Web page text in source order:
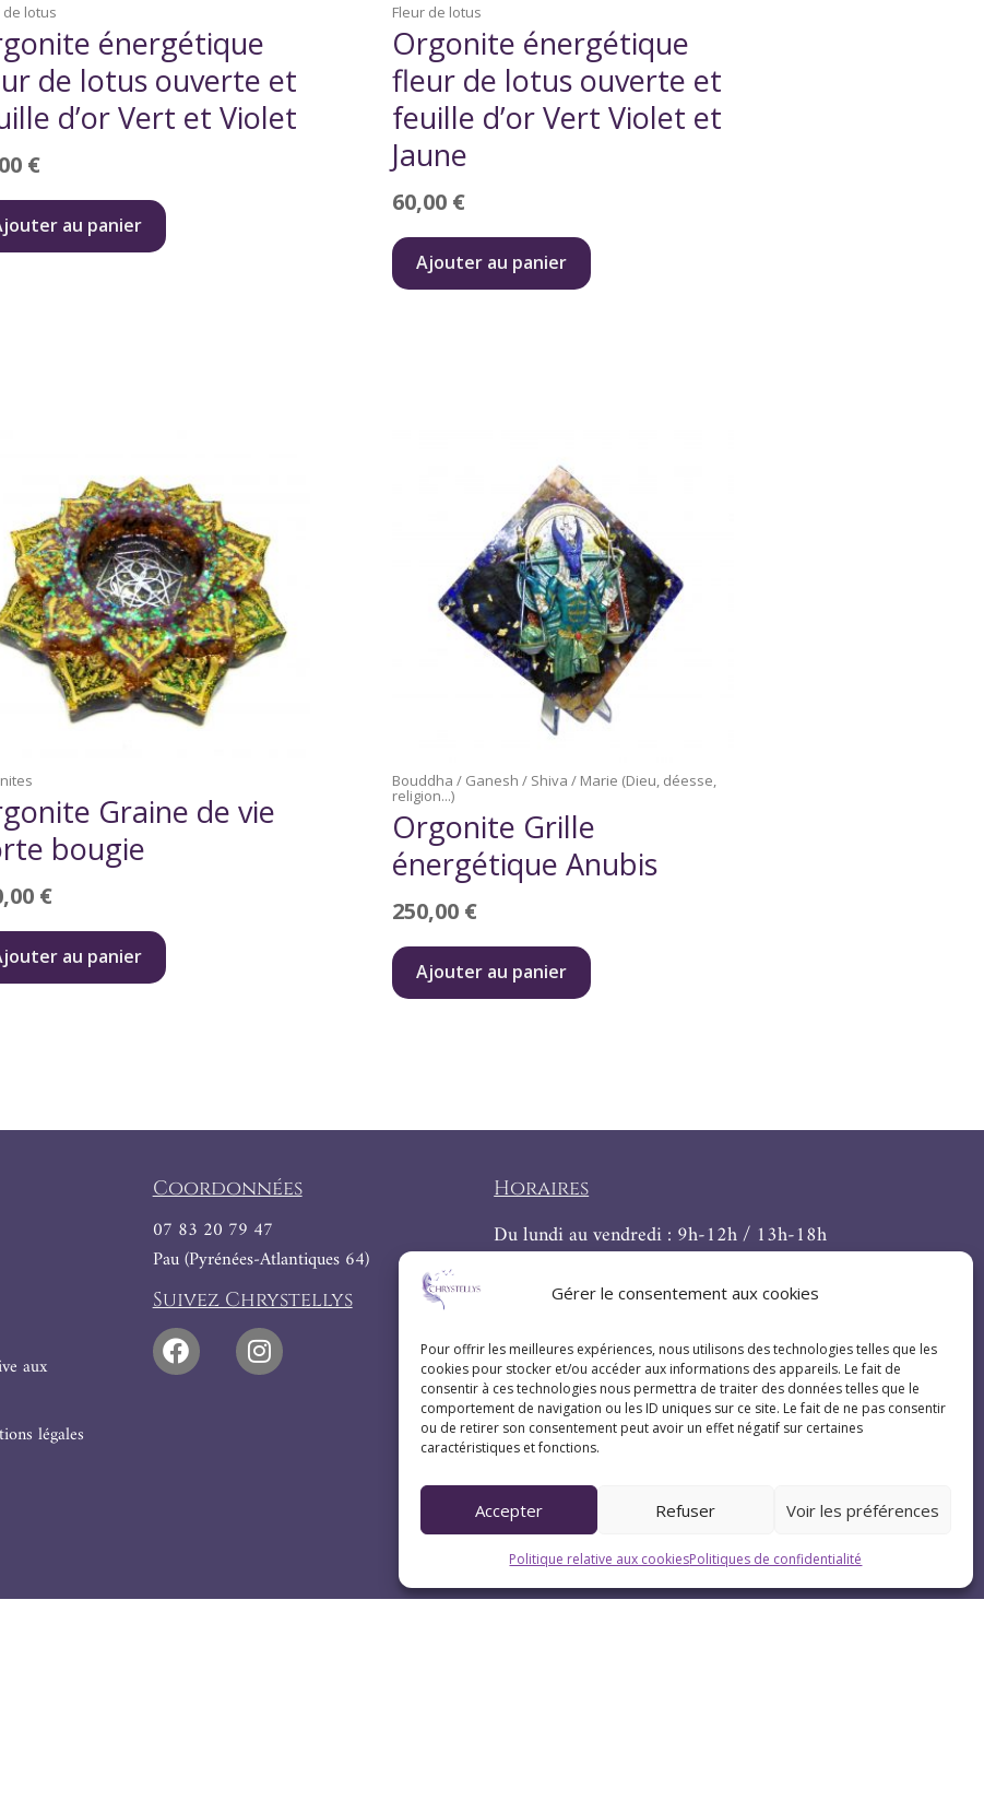
Gérer le consentement aux cookies
Pour offrir les meilleures expériences, nous utilisons des technologies telles que les
cookies pour stocker et/ou accéder aux informations des appareils. Le fait de
consentir à ces technologies nous permettra de traiter des données telles que le
comportement de navigation ou les ID uniques sur ce site. Le fait de ne pas consentir
ou de retirer son consentement peut avoir un effet négatif sur certaines
caractéristiques et fonctions.
Accepter Refuser Voir les préférences
Politique relative aux cookiesPolitiques de confidentialité
de lotus
énergétique
de lotus ouverte et
d’or Vert et Violet
€
au panier
Fleur de lotus
Orgonite énergétique
fleur de lotus ouverte et
feuille d’or Vert Violet et
Jaune
60,00 €
Ajouter au panier
Graine de vie
bougie
€
au panier
Bouddha / Ganesh / Shiva / Marie (Dieu, déesse,
religion...)
Orgonite Grille
énergétique Anubis
250,00 €
Ajouter au panier
aux
légales
Coordonnées
07 83 20 79 47
Pau (Pyrénées-Atlantiques 64)
Suivez Chrystellys
Horaires
Du lundi au vendredi : 9h-12h / 13h-18h
Le samedi : 9h-12h